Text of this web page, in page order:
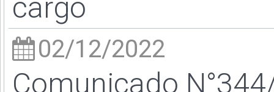
cargo
02/12/2022
Comunicado